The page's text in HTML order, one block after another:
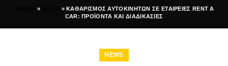
» »ΚΑΘΑΡΙΣΜΟΣ ΑΥΤΟΚΙΝΗΤΩΝ ΣΕ ΕΤΑΙΡΕΙΕΣ RENT A
CAR: ΠΡΟΪΟΝΤΑ ΚΑΙ ΔΙΑΔΙΚΑΣΙΕΣ
NEWS